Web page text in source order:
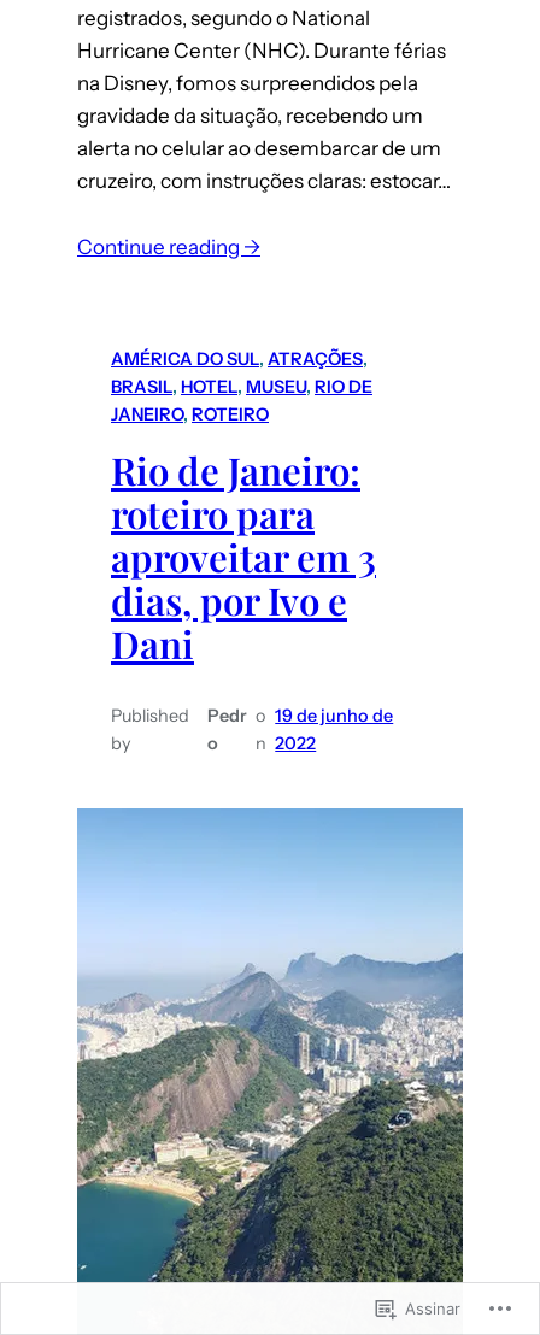
registrados, segundo o National
Hurricane Center (NHC). Durante férias
na Disney, fomos surpreendidos pela
gravidade da situação, recebendo um
alerta no celular ao desembarcar de um
cruzeiro, com instruções claras: estocar…
Continue reading →:
potencial
para
a
Florida:
o
relato
de
estão
AMÉRICA DO SUL, ATRAÇÕES
BRASIL, HOTEL, MUSEU, RIO DE
JANEIRO, ROTEIRO
Rio de Janeiro:
roteiro para
aproveitar em 3
dias, por Ivo e
Dani
Published
by
Pedr
o
o
n
19 de junho de
2022
Assinar